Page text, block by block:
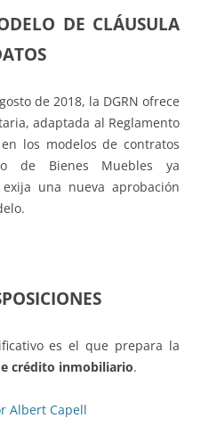
DE CLÁUSULA
de 2018, la DGRN ofrece
adaptada al Reglamento
los modelos de contratos
de Bienes Muebles ya
una nueva aprobación
es el que prepara la
crédito inmobiliario.
Albert Capell